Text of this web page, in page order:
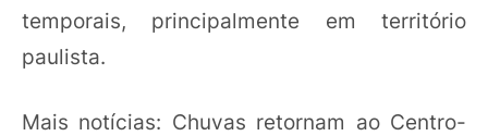
temporais, principalmente em território
paulista.
Mais notícias: Chuvas retornam ao Centro-